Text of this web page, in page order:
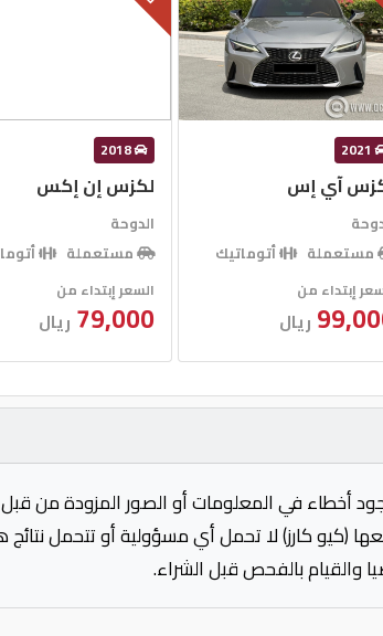
2021
آي إس
مستعملة
أتوماتيك
إبتداء من
ريال
2018
لكزس إن إكس
الدوحة
مستعملة
السعر إبتداء من
79,000 ريال
أخطاء في المعلومات أو الصور المزودة من
(كيو كارز) لا تحمل أي مسؤولية أو تتحمل
والقيام بالفحص قبل الشراء.